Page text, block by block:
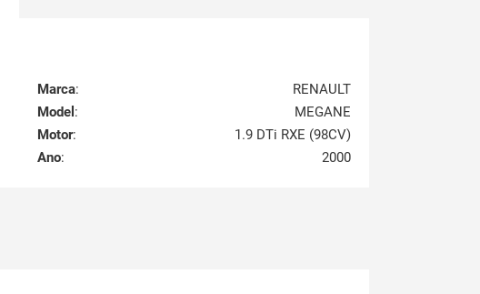
Marca:
RENAULT
Model :
MEGANE
Motor:
1.9 DTi RXE (98CV)
Ano: 2000